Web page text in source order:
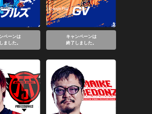
ペーンは
ました。
キャンペーンは
終了しました。